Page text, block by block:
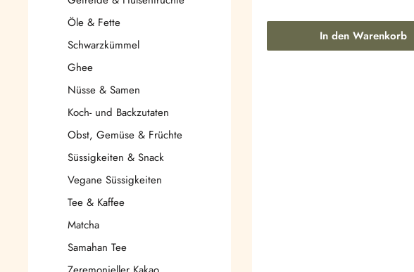
Öle & Fette
Schwarzkümmel
Ghee
Nüsse & Samen
Koch- und Backzutaten
Obst, Gemüse & Früchte
Süssigkeiten & Snack
Vegane Süssigkeiten
Tee & Kaffee
Matcha
Samahan Tee
In den Warenkorb